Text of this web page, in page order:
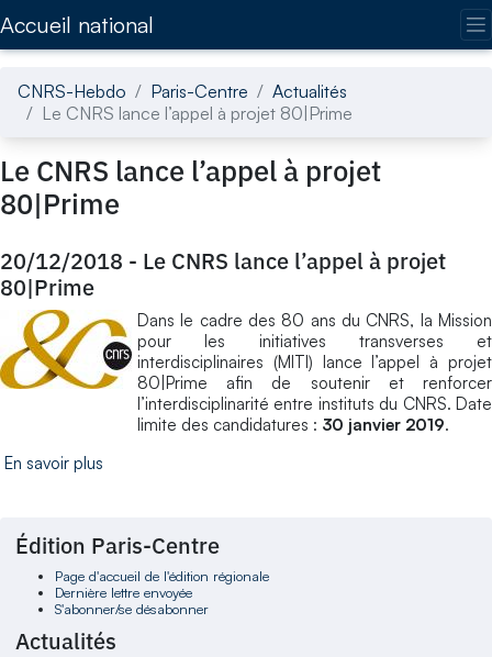
Accueil national
CNRS-Hebdo Paris-Centre
Actualités
Le CNRS lance l’appel à projet 80|Prime
Le CNRS lance l’appel à projet
80|Prime
20/12/2018 - Le CNRS lance l’appel à projet
80|Prime
Dans le cadre des 80 ans du CNRS, la Mission
pour les initiatives transverses et
interdisciplinaires (MITI) lance l’appel à projet
80|Prime afin de soutenir et renforcer
l’interdisciplinarité entre instituts du CNRS. Date
limite des candidatures : 30 janvier 2019.
En savoir plus
Édition Paris-Centre
Page d'accueil de l'édition régionale
Dernière lettre envoyée
S'abonner/se désabonner
Actualités